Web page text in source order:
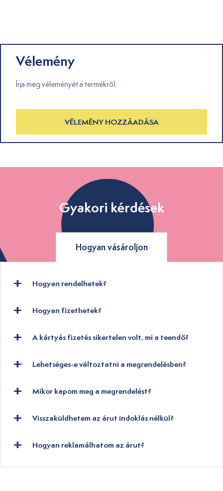
Vélemény
Írja meg véleményét a termékről.
VÉLEMÉNY HOZZÁADÁSA
Gyakori kérdések
Hogyan vásároljon
Hogyan rendelhetek?
Hogyan fizethetek?
A kártyás fizetés sikertelen volt, mi a teendő?
Lehetséges-e változtatni a megrendelésben?
Mikor kapom meg a megrendelést?
Visszaküldhetem az árut indoklás nélkül?
Hogyan reklamálhatom az árut?